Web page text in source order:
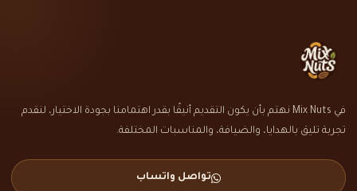
في Mix Nuts نهتم بأن يكون التقديم أنيقًا بقدر اهتمامنا بجودة الاختيار، لنقدم
تجربة تليق بالهدايا، والضيافة، والمناسبات المختلفة.
تواصل واتساب